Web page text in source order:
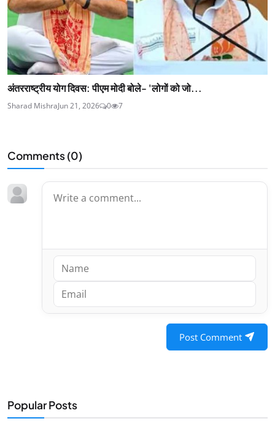
अंतरराष्ट्रीय योग दिवस: पीएम मोदी बोले- 'लोगों को जो...
Sharad MishraJun 21, 2026 0 7
Comments (0)
Post Comment
Popular Posts